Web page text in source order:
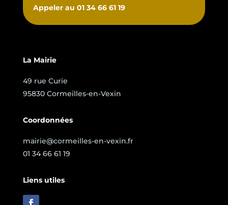
Appeler au 01 34 66 61 19
La Mairie
49 rue Curie
95830 Cormeilles-en-Vexin
Coordonnées
mairie@cormeilles-en-vexin.fr
01 34 66 61 19
Liens utiles